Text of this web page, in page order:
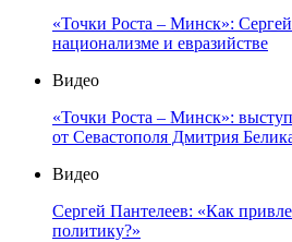
«Точки Роста – Минск»:
национализме и евразийстве
Видео
«Точки Роста – Минск»:
от Севастополя Дмитрия
Видео
Сергей Пантелеев: «Как
политику?»